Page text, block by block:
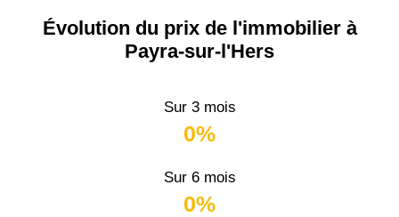
Évolution du prix de l'immobilier à
Payra-sur-l'Hers
Sur 3 mois
0%
Sur 6 mois
0%